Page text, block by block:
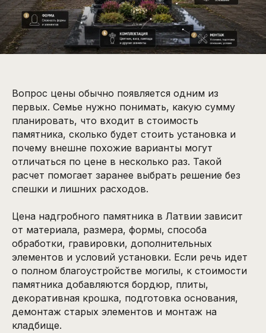
Вопрос цены обычно появляется одним из
первых. Семье нужно понимать, какую сумму
планировать, что входит в стоимость
памятника, сколько будет стоить установка и
почему внешне похожие варианты могут
отличаться по цене в несколько раз. Такой
расчет помогает заранее выбрать решение без
спешки и лишних расходов.
Цена надгробного памятника в Латвии зависит
от материала, размера, формы, способа
обработки, гравировки, дополнительных
элементов и условий установки. Если речь идет
о полном благоустройстве могилы, к стоимости
памятника добавляются бордюр, плиты,
декоративная крошка, подготовка основания,
демонтаж старых элементов и монтаж на
кладбище.